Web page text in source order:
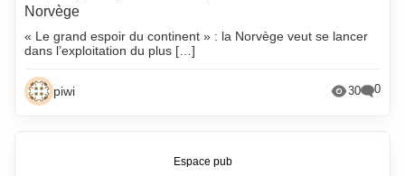
Norvège
« Le grand espoir du continent » : la Norvège veut se lancer
dans l’exploitation du plus […]
piwi 30 0
Espace pub